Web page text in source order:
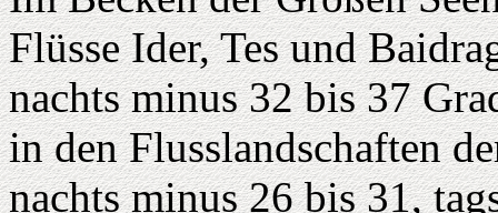
Flüsse Ider, Tes und
nachts minus 32 bis 37
in den Flusslandschaften
nachts minus 26 bis 31,